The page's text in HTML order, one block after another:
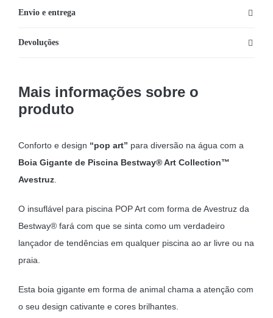
Envio e entrega
Devoluções
Mais informações sobre o
produto
Conforto e design “pop art” para diversão na água com a
Boia Gigante de Piscina Bestway® Art Collection™
Avestruz.
O insuflável para piscina POP Art com forma de Avestruz da
Bestway® fará com que se sinta como um verdadeiro
lançador de tendências em qualquer piscina ao ar livre ou na
praia.
Esta boia gigante em forma de animal chama a atenção com
o seu design cativante e cores brilhantes.